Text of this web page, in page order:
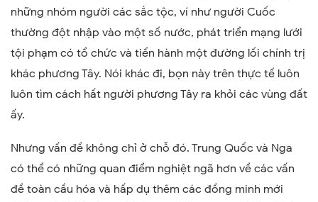
những nhóm người các sắc tộc, ví như người Cuốc
thường đột nhập vào một số nước, phát triển mạng lưới
tội phạm có tổ chức và tiến hành một đường lối chính trị
khác phương Tây. Nói khác đi, bọn này trên thực tế luôn
luôn tìm cách hất người phương Tây ra khỏi các vùng đất
ấy.
Nhưng vấn đề không chỉ ở chỗ đó. Trung Quốc và Nga
có thể có những quan điểm nghiệt ngã hơn về các vấn
đề toàn cầu hóa và hấp dụ thêm các đồng minh mới